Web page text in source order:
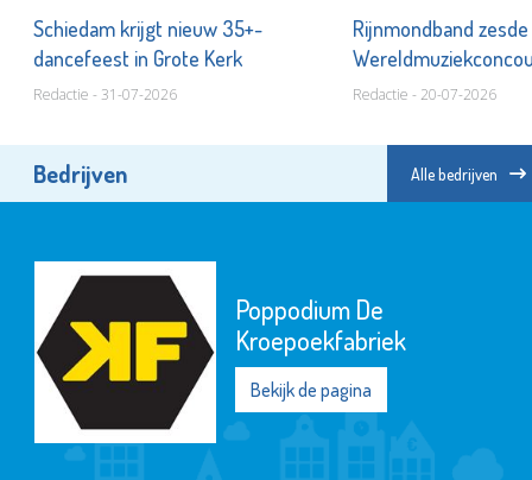
Schiedam krijgt nieuw 35+-
dancefeest in Grote Kerk
Redactie - 31-07-2026
Rijnmondband
Redactie - 20-07-2026
Bedrijven Alle bedrijven
Poppodium De
Kroepoekfabriek
Bekijk de pagina